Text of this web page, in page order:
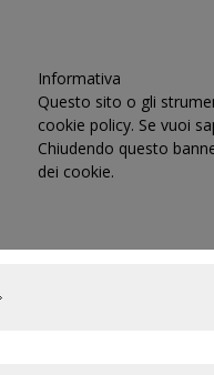
Informativa
Questo sito o gli
cookie policy. Se vuoi
Chiudendo questo
dei cookie.